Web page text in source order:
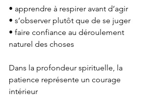
• apprendre à respirer avant d’agir
• s’observer plutôt que de se juger
• faire confiance au déroulement
naturel des choses
Dans la profondeur spirituelle, la
patience représente un courage
intérieur